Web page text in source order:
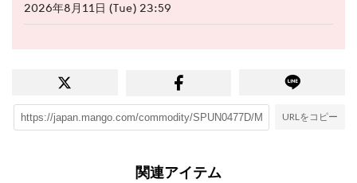
2026年8月11日 (Tue) 23:59
URLをコピー
関連アイテム